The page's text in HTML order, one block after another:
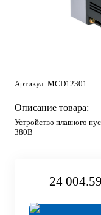
Артикул: MCD12301
Описание товара:
Устройство плавного
380В
24